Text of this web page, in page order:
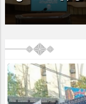
تبلیغات اسلامی
پی انتشار مداحی